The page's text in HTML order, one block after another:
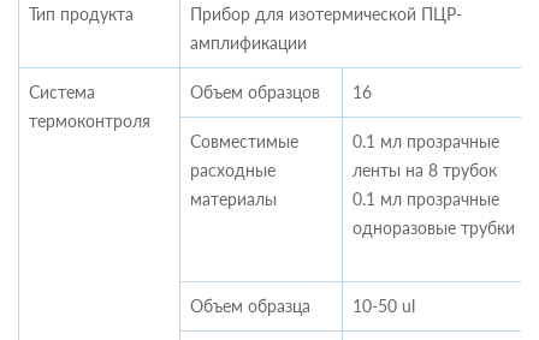
Тип продукта
Прибор для изотермической ПЦР-
амплификации
Система
термоконтроля
Объем образцов 16
Совместимые
расходные
материалы
0.1 мл прозрачные
ленты на 8 трубок
0.1 мл прозрачные
одноразовые трубки
Объем образца 10-50 ul